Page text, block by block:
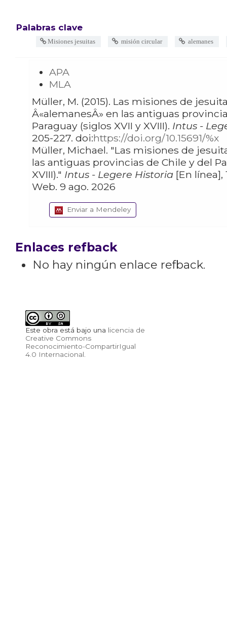
Palabras clave
Misiones jesuitas misión circular alemanes
APA
MLA
Müller, M. (2015). Las misiones de jesuitas
Â«alemanesÂ» en las antiguas
Paraguay (siglos XVII y XVIII). Intus -
205-227. doi:https://doi.org/10.15691/%x
Müller, Michael. "Las misiones de jesuitas Â«alemanesÂ» en
las antiguas provincias de Chile y del
XVIII)." Intus - Legere Historia [En línea],
Web. 9 ago. 2026
Enviar a Mendeley
Enlaces refback
No hay ningún enlace refback.
Este obra está bajo una licencia de
Creative Commons
Reconocimiento-CompartirIgual
4.0 Internacional